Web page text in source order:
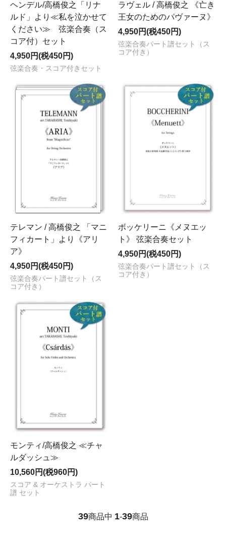
ヘンデル/高橋俊之「リナ
ルド」より≪私を泣かせて
ください≫ 弦楽合奏（ス
コア付）セット
4,950円(税450円)
弦楽合奏・スコア付きセット
ラヴェル / 高橋俊之 《亡き
王女のためのパヴァーヌ》
4,950円(税450円)
弦楽合奏パート譜セット（ス
コア付き）
テレマン / 高橋俊之 「マニ
フィカート」より《アリ
ア》
4,950円(税450円)
弦楽合奏パート譜セット（ス
コア付き）
ボッケリーニ《メヌエッ
ト》 弦楽合奏セット
4,950円(税450円)
弦楽合奏パート譜セット（ス
コア付き）
モンティ/高橋俊之 ≪チャ
ルダッシュ≫
10,560円(税960円)
スコア & オーケストラ パート
譜 セット
39商品中 1-39商品